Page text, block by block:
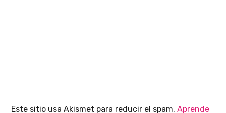
Este sitio usa Akismet para reducir el spam.Aprende